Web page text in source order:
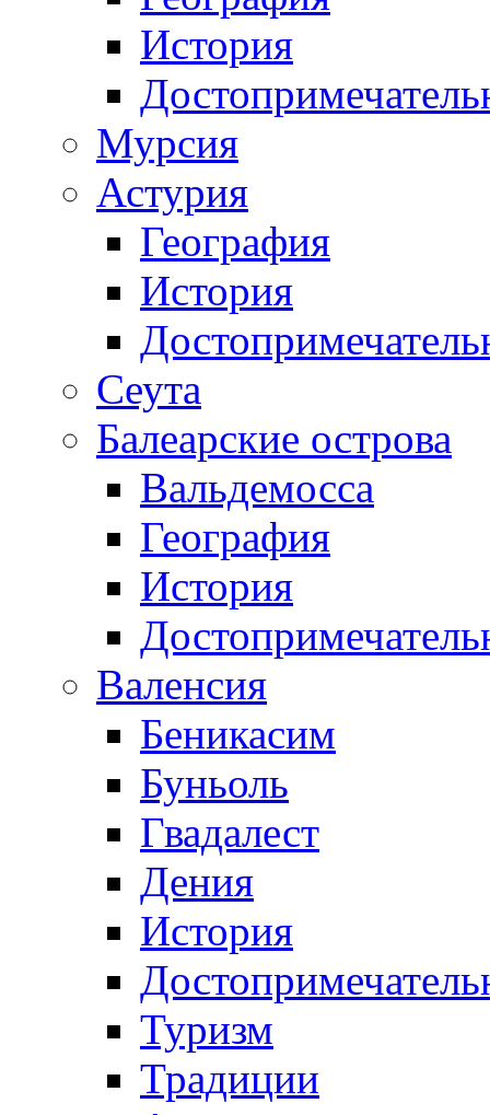
История
Мурсия
Астурия
География
История
Сеута
Балеарские острова
Вальдемосса
География
История
Валенсия
Беникасим
Буньоль
Гвадалест
Дения
История
Туризм
Традиции